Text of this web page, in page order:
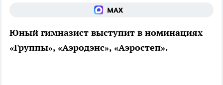
Юный гимназист выступит в номинациях
«Группы», «Аэродэнс», «Аэростеп».